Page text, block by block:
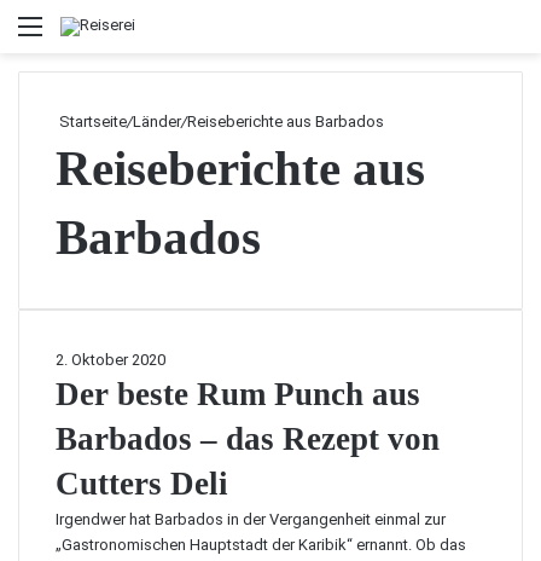
Menü
Startseite/Länder/Reiseberichte aus Barbados
Reiseberichte aus
Barbados
D
e
r
b
s
t
e
2. Oktober 2020
Der beste Rum Punch aus
Barbados – das Rezept von
Cutters Deli
Irgendwer hat Barbados in der Vergangenheit einmal zur
„Gastronomischen Hauptstadt der Karibik“ ernannt. Ob das